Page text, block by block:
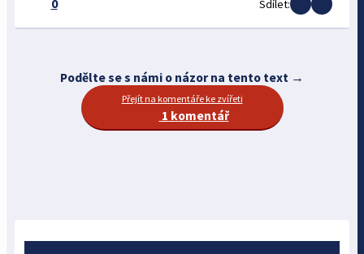
0 Sdílet:
Podělte se s námi o názor na tento text →
Přejít na komentáře ke zvířeti
1 komentář